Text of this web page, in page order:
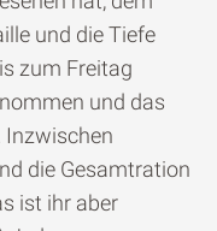
und die Tiefe
zum Freitag
und das
Inzwischen
die Gesamtration
ist ihr aber